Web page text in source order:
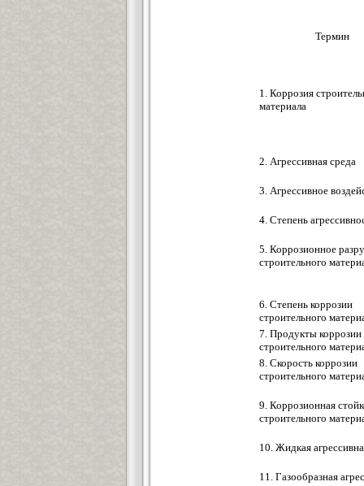
Термин
1. Коррозия
материала
2. Агрессивная среда
3. Агрессивное
4. Степень
5. Коррозионное
строительного
6. Степень коррозии
строительного
7. Продукты коррозии
строительного
8. Скорость коррозии
строительного
9. Коррозионная
строительного
10. Жидкая
11. Газообразная